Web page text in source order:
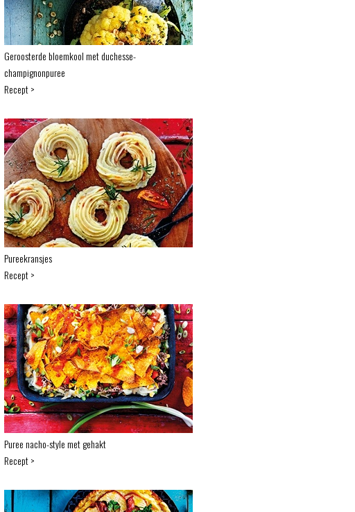
Geroosterde bloemkool met duchesse-
champignonpuree
Recept >
Pureekransjes
Recept >
Puree nacho-style met gehakt
Recept >